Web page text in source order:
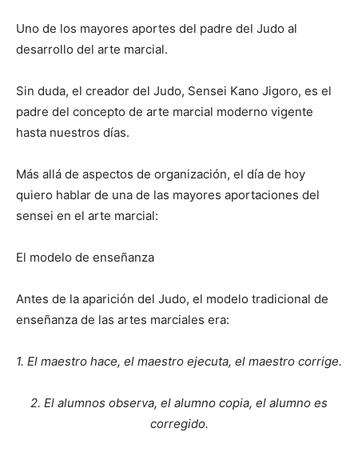
Uno de los mayores aportes del padre del Judo al
desarrollo del arte marcial.
Sin duda, el creador del Judo, Sensei Kano Jigoro, es el
padre del concepto de arte marcial moderno vigente
hasta nuestros días.
Más allá de aspectos de organización, el día de hoy
quiero hablar de una de las mayores aportaciones del
sensei en el arte marcial:
El modelo de enseñanza
Antes de la aparición del Judo, el modelo tradicional de
enseñanza de las artes marciales era:
1. El maestro hace, el maestro ejecuta, el maestro corrige.
2. El alumnos observa, el alumno copia, el alumno es
corregido.